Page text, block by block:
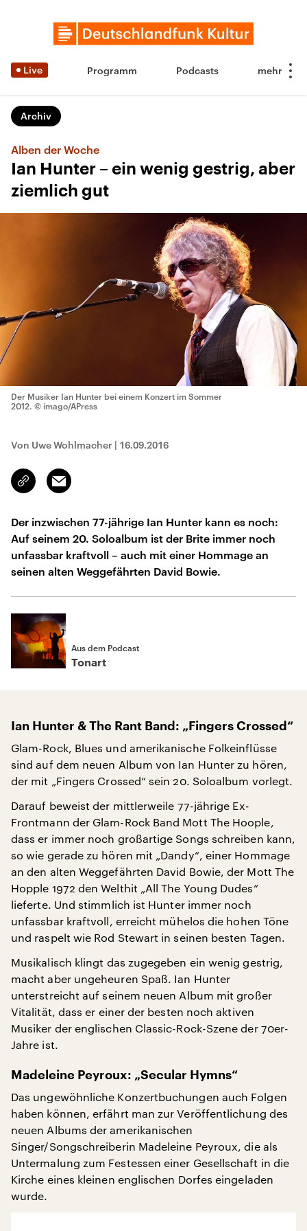
Live Programm Podcasts
Archiv
Alben der Woche
Ian Hunter – ein wenig gestrig, aber
ziemlich gut
Der Musiker Ian Hunter bei einem Konzert im Sommer
2012. © imago/APress
Von Uwe Wohlmacher | 16.09.2016
Link
kopieren/teilen
Email
Der inzwischen 77-jährige Ian Hunter kann es noch:
Auf seinem 20. Soloalbum ist der Brite immer noch
unfassbar kraftvoll – auch mit einer Hommage an
seinen alten Weggefährten David Bowie.
Aus dem Podcast
Tonart
Ian Hunter & The Rant Band: „Fingers Crossed“
Glam-Rock, Blues und amerikanische Folkeinflüsse
sind auf dem neuen Album von Ian Hunter zu hören,
der mit „Fingers Crossed“ sein 20. Soloalbum vorlegt.
Darauf beweist der mittlerweile 77-jährige Ex-
Frontmann der Glam-Rock Band Mott The Hoople,
dass er immer noch großartige Songs schreiben kann,
so wie gerade zu hören mit „Dandy“, einer Hommage
an den alten Weggefährten David Bowie, der Mott The
Hopple 1972 den Welthit „All The Young Dudes“
lieferte. Und stimmlich ist Hunter immer noch
unfassbar kraftvoll, erreicht mühelos die hohen Töne
und raspelt wie Rod Stewart in seinen besten Tagen.
Musikalisch klingt das zugegeben ein wenig gestrig,
macht aber ungeheuren Spaß. Ian Hunter
unterstreicht auf seinem neuen Album mit großer
Vitalität, dass er einer der besten noch aktiven
Musiker der englischen Classic-Rock-Szene der 70er-
Jahre ist.
Madeleine Peyroux: „Secular Hymns“
Das ungewöhnliche Konzertbuchungen auch Folgen
haben können, erfährt man zur Veröffentlichung des
neuen Albums der amerikanischen
Singer/Songschreiberin Madeleine Peyroux, die als
Untermalung zum Festessen einer Gesellschaft in die
Kirche eines kleinen englischen Dorfes eingeladen
wurde.